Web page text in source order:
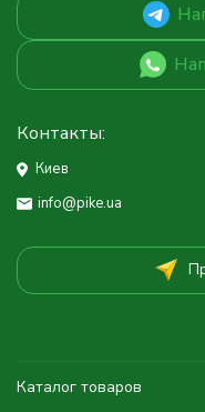
Контакты:
Киев
info@pike.ua
Каталог товаров